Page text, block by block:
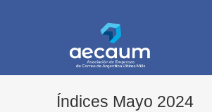
Índices Mayo 2024